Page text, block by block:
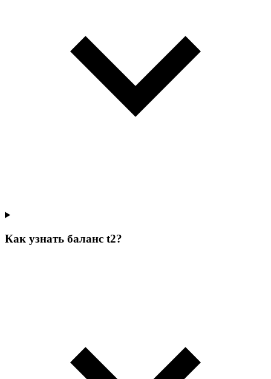
Как узнать баланс t2?